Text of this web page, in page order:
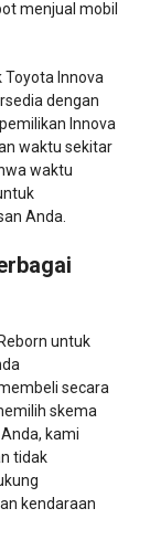
menjual mobil
Innova
dengan
Innova
waktu sekitar
waktu
Anda.
untuk
secara
skema
kami
tidak
kendaraan